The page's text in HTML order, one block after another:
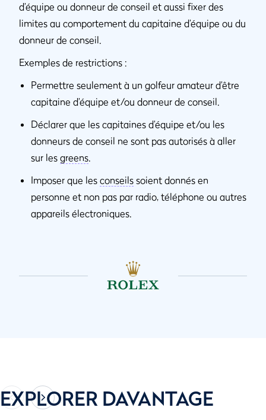
d’équipe ou donneur de conseil et aussi fixer des
limites au comportement du capitaine d’équipe ou du
donneur de conseil.
Exemples de restrictions :
Permettre seulement à un golfeur amateur d’être
capitaine d’équipe et/ou donneur de conseil.
Déclarer que les capitaines d’équipe et/ou les
donneurs de conseil ne sont pas autorisés à aller
sur les greens.
Imposer que les conseils soient donnés en
personne et non pas par radio, téléphone ou autres
appareils électroniques.
EXPLORER DAVANTAGE